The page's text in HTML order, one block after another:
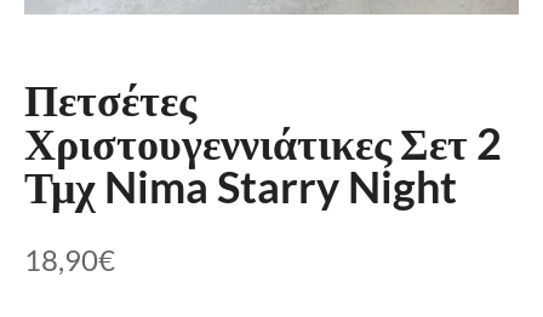
Πετσέτες
Χριστουγεννιάτικες Σετ 2
Τμχ Nima Starry Night
18,90€